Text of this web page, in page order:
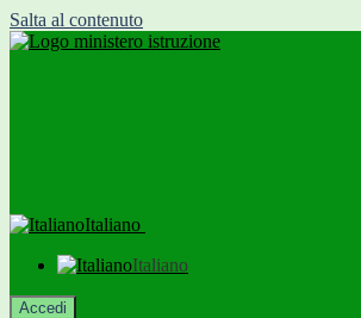
Salta al contenuto
Italiano
Italiano
Accedi